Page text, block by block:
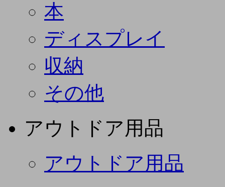
本
ディスプレイ
収納
その他
アウトドア用品
アウトドア用品